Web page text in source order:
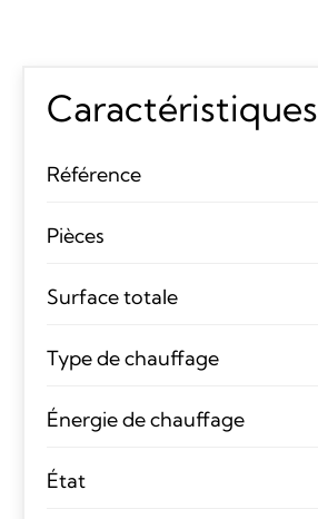
Caractéristiques
Référence
Pièces
Surface totale
Type de chauffage
Énergie de chauffage
État